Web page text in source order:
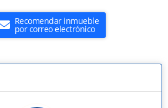
Recomendar inmueble
por correo electrónico